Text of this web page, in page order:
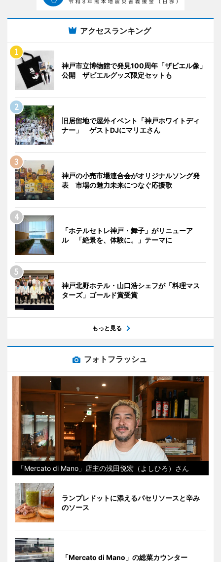
アクセスランキング
神戸市立博物館で発見100周年「ザビエル像」
公開 ザビエルグッズ限定セットも
旧居留地で屋外イベント「神戸ホワイトディ
ナー」 ゲストDJにマリエさん
神戸の小売市場連合会がオリジナルソング発
表 市場の魅力未来につなぐ応援歌
「ホテルセトレ神戸・舞子」がリニューア
ル 「絶景を、体験に。」テーマに
神戸北野ホテル・山口浩シェフが「料理マス
ターズ」ゴールド賞受賞
もっと見る
フォトフラッシュ
「Mercato di Mano」店主の浅田悦宏（よしひろ）さん
ランプレドットに添えるパセリソースと辛み
のソース
「Mercato di Mano」の総菜カウンター